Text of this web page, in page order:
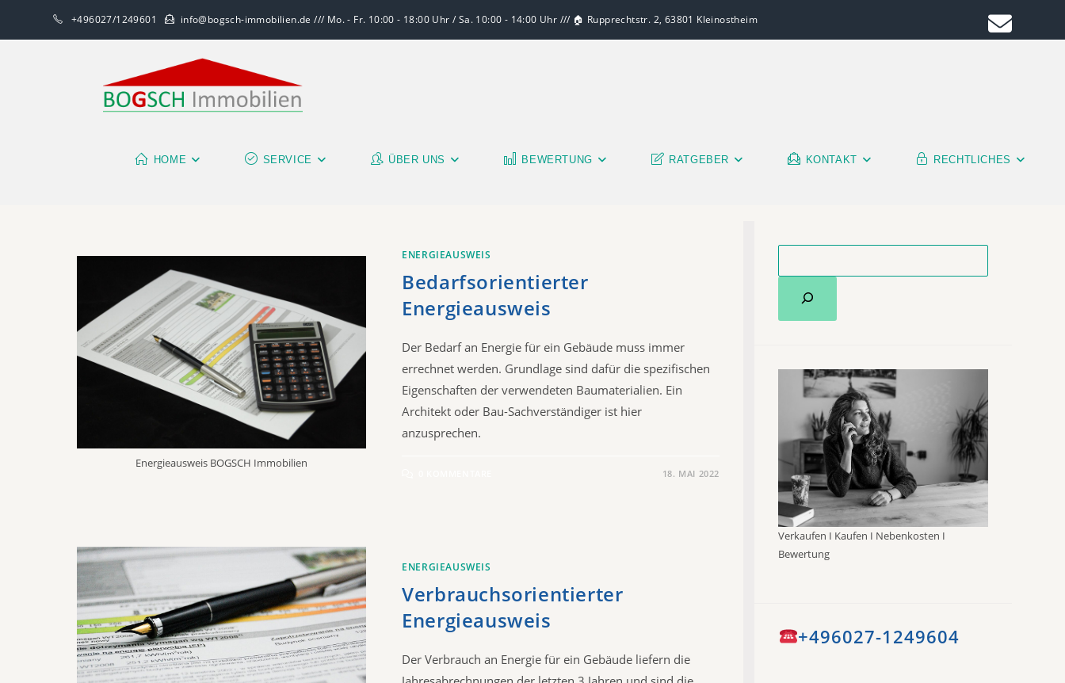
+496027/1249601 info@bogsch-immobilien.de /// Mo. - Fr. 10:00 - 18:00 Uhr / Sa. 10:00 - 14:00 Uhr /// 🏠 Rupprechtstr. 2, 63801 Kleinostheim
HOME SERVICE ÜBER UNS BEWERTUNG RATGEBER KONTAKT RECHTLICHES
Energieausweis BOGSCH Immobilien
ENERGIEAUSWEIS
Bedarfsorientierter
Energieausweis
Der Bedarf an Energie für ein Gebäude muss immer
errechnet werden. Grundlage sind dafür die spezifischen
Eigenschaften der verwendeten Baumaterialien. Ein
Architekt oder Bau-Sachverständiger ist hier
anzusprechen.
18. MAI 2022
ENERGIEAUSWEIS
Verbrauchsorientierter
Energieausweis
Der Verbrauch an Energie für ein Gebäude liefern die
Verkaufen I Kaufen I Nebenkosten I
Bewertung
+496027-1249604